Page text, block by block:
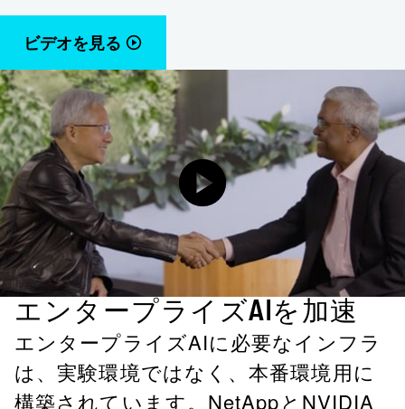
ビデオを見る
エンタープライズAIを加速
エンタープライズAIに必要なインフラ
は、実験環境ではなく、本番環境用に
構築されています。NetAppとNVIDIA